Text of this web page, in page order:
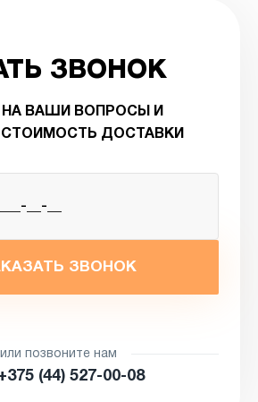
ЗВОНОК
ВАШИ ВОПРОСЫ И
СТОИМОСТЬ ДОСТАВКИ
ЗВОНОК
или позвоните нам
(44) 527-00-08